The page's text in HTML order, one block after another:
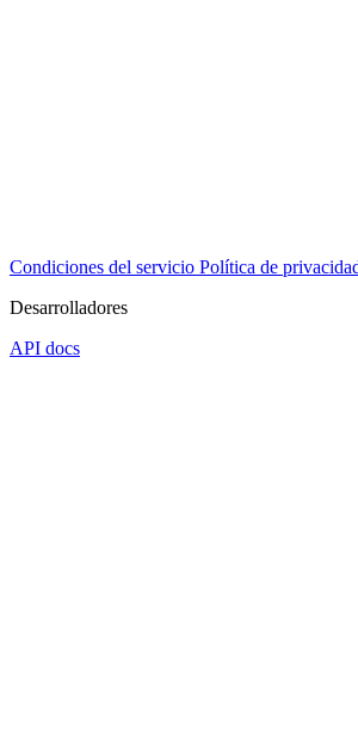
Condiciones del servicio Política de
Desarrolladores
API docs